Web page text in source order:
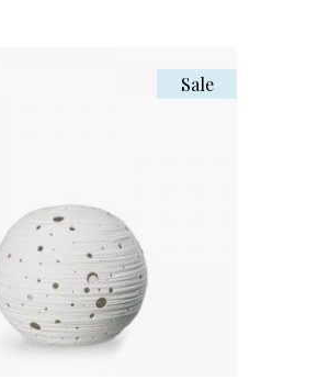
Sale
Add to cart